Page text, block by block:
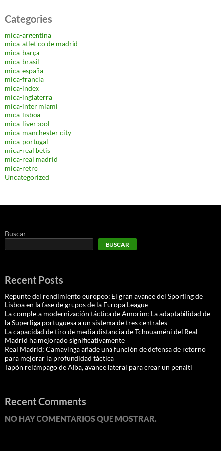
Categories
mica-argentina
mica-atletico de madrid
mica-barça
mica-brasil
mica-españa
mica-francia
mica-index
mica-inglaterra
mica-inter miami
mica-lisboa
mica-liverpool
mica-manchester city
mica-portugal
mica-real betis
mica-real madrid
mica-retro
Uncategorized
Buscar
BUSCAR
Recent Posts
Repunte del rendimiento europeo: El gran avance del Sporting de
Lisboa en la fase de grupos de la Europa League
La completa modernización táctica de Amorim: La adaptabilidad de
la Superliga portuguesa a un sistema de tres centrales
La capacidad de tiro de media distancia de Tchouaméni del Real
Madrid ha mejorado significativamente
Real Madrid: Camavinga añade una función de defensa de retorno
para mejorar la profundidad táctica
Tapón relámpago de Alba, avance lateral para crear un penalti
Recent Comments
NO HAY COMENTARIOS QUE MOSTRAR.